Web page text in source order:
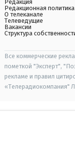
Редакция
Редакционная политика
О телеканале
Телеведущие
Вакансии
Структура
Все коммерческие
пометкой "Эксперт",
рекламе и правил
«Телерадиокомпания"